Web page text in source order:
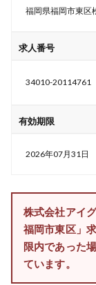
福岡県福岡市東区
求人番号
34010-20114761
有効期限
2026年07月31日
株式会社アイ
福岡市東区」
限内であった
ています。